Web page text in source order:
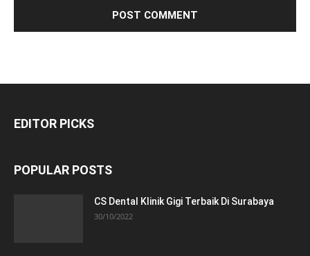
EDITOR PICKS
POPULAR POSTS
CS Dental Klinik Gigi Terbaik Di Surabaya
30/10/2022